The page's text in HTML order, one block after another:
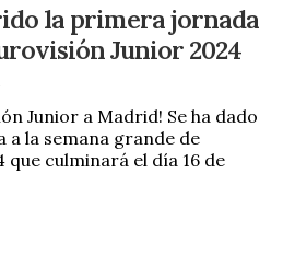
la primera jornada
Junior 2024
Junior a Madrid! Se ha dado
a la semana grande de
que culminará el día 16 de